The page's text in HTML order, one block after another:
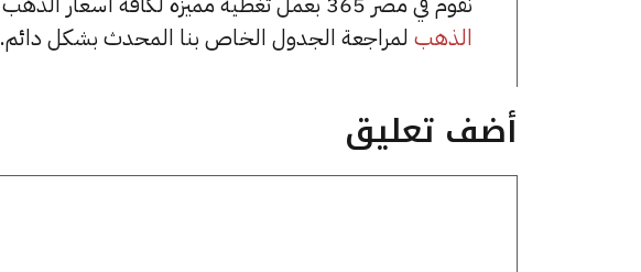
الذهب لمراجعة الجدول الخاص بنا المحدث بشكل دائم.
أضف تعليق